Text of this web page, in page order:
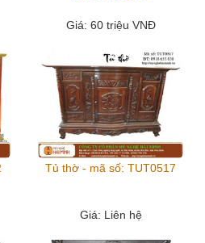
Giá: 60 triệu VNĐ
Tủ thờ - mã số: TUT0517
Giá: Liên hệ